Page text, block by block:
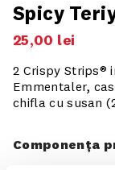
Spicy
25,00 lei
2 Crispy Strips®
Emmentaler,
chifla cu susan
Componența